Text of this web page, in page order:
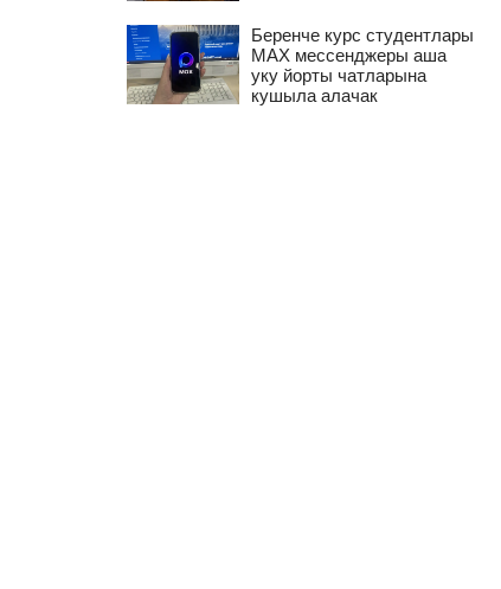
Беренче курс студентлары
MAX мессенджеры аша
уку йорты чатларына
кушыла алачак